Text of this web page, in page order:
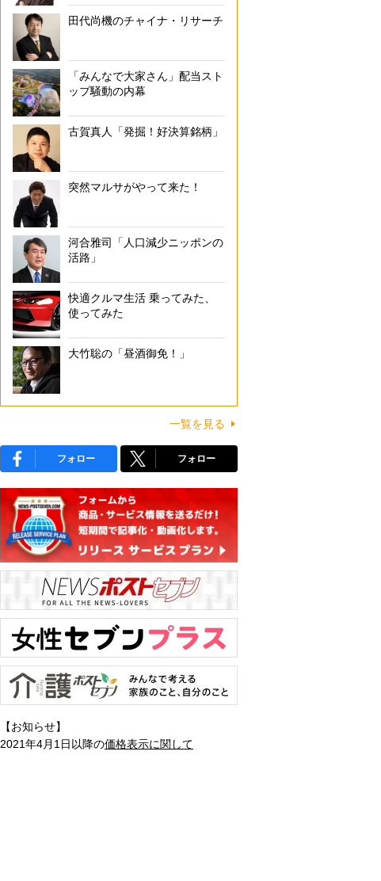
田代尚機のチャイナ・リサーチ
「みんなで大家さん」配当スト
ップ騒動の内幕
古賀真人「発掘！好決算銘柄」
突然マルサがやって来た！
河合雅司「人口減少ニッポンの
活路」
快適クルマ生活 乗ってみた、
使ってみた
大竹聡の「昼酒御免！」
一覧を見る
フォロー フォロー
【お知らせ】
2021年4月1日以降の価格表示に関して